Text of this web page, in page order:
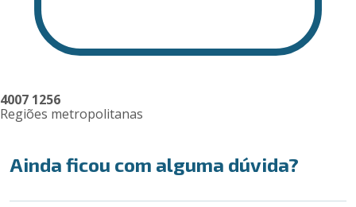
4007 1256
Regiões metropolitanas
Ainda ficou com alguma dúvida?